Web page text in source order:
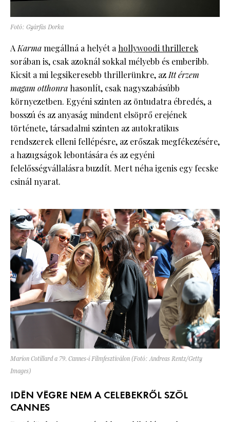
Fotó: Gyárfás Dorka
A Karmamegállná a helyét a hollywoodi thrillerek
sorában is, csak azoknál sokkal mélyebb és emberibb.
Kicsit a mi legsikeresebb thrillerünkre, az Itt érzem
magam otthonra hasonlít, csak nagyszabásúbb
környezetben. Egyéni szinten az öntudatra ébredés, a
bosszú és az anyaság mindent elsöprő erejének
története, társadalmi szinten az autokratikus
rendszerek elleni fellépésre, az erőszak megfékezésére,
a hazugságok lebontására és az egyéni
felelősségvállalásra buzdít. Mert néha igenis egy fecske
csinál nyarat.
Marion Cotillard a 79. Cannes-i Filmfesztiválon (Fotó: Andreas Rentz/Getty
Images)
IDÉN VÉGRE NEM A CELEBEKRŐL SZÓL
CANNES